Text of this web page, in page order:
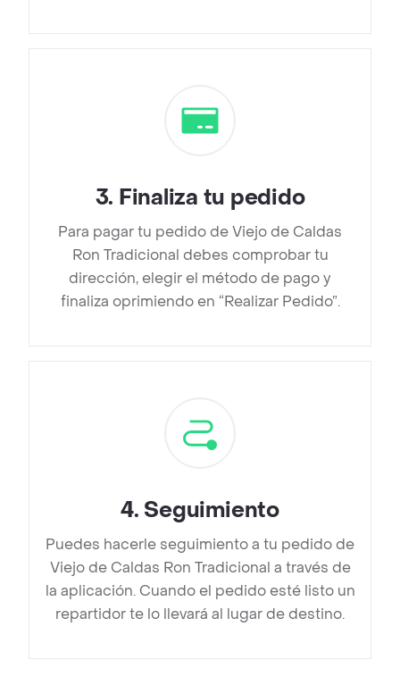
3. Finaliza tu pedido
Para pagar tu pedido de Viejo de Caldas
Ron Tradicional debes comprobar tu
dirección, elegir el método de pago y
finaliza oprimiendo en “Realizar Pedido”.
4. Seguimiento
Puedes hacerle seguimiento a tu pedido de
Viejo de Caldas Ron Tradicional a través de
la aplicación. Cuando el pedido esté listo un
repartidor te lo llevará al lugar de destino.